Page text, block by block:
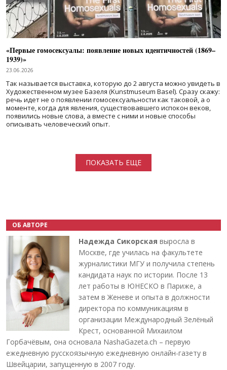
«Первые гомосексуалы: появление новых идентичностей (1869–
1939)»
23.06.2026
Так называется выставка, которую до 2 августа можно увидеть в
Художественном музее Базеля (Kunstmuseum Basel). Сразу скажу:
речь идет не о появлении гомосексуальности как таковой, а о
моменте, когда для явления, существовавшего испокон веков,
появились новые слова, а вместе с ними и новые способы
описывать человеческий опыт.
ПОКАЗАТЬ ЕЩЕ
ОБ АВТОРЕ
Надежда Сикорская выросла в
Москве, где училась на факультете
журналистики МГУ и получила степень
кандидата наук по истории. После 13
лет работы в ЮНЕСКО в Париже, а
затем в Женеве и опыта в должности
директора по коммуникациям в
организации Международный Зелёный
Крест, основанной Михаилом
Горбачёвым, она основала NashaGazeta.ch – первую
ежедневную русскоязычную ежедневную онлайн-газету в
Швейцарии, запущенную в 2007 году.